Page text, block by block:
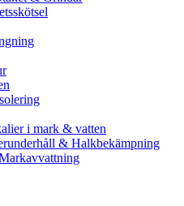
i mark & vatten
& Halkbekämpning